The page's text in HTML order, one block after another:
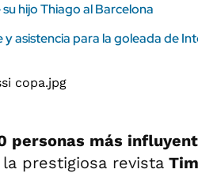
hijo Thiago al Barcelona
asistencia para la goleada de
personas más
prestigiosa revista